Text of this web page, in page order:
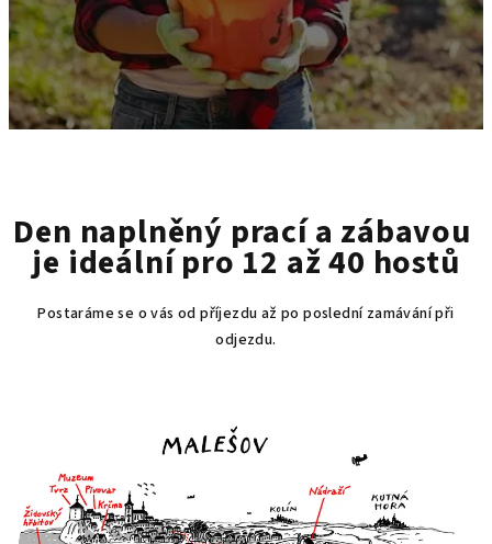
Den naplněný prací a zábavou
je ideální pro 12 až 40 hostů
Postaráme se o vás od příjezdu až po poslední zamávání při
odjezdu.